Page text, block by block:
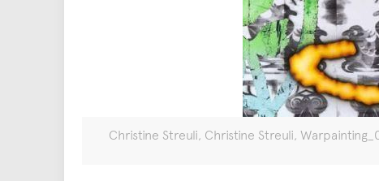
Christine Streuli, Christine Streuli,